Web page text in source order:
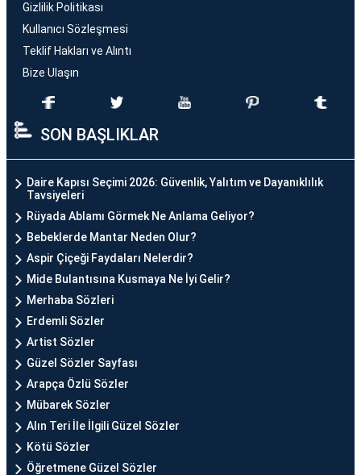
Gizlilik Politikası
Kullanıcı Sözleşmesi
Teklif Hakları ve Alıntı
Bize Ulaşın
SON BAŞLIKLAR
Daire Kapısı Seçimi 2026: Güvenlik, Yalıtım ve Dayanıklılık
Tavsiyeleri
Rüyada Ablamı Görmek Ne Anlama Geliyor?
Bebeklerde Mantar Neden Olur?
Aspir Çiçeği Faydaları Nelerdir?
Mide Bulantısına Kusmaya Ne İyi Gelir?
Merhaba Sözleri
Erdemli Sözler
Artist Sözler
Güzel Sözler Sayfası
Arapça Özlü Sözler
Mübarek Sözler
Alın Teri İle İlgili Güzel Sözler
Kötü Sözler
Öğretmene Güzel Sözler